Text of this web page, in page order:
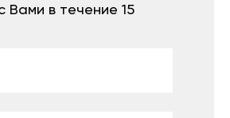
Вами в течение 15